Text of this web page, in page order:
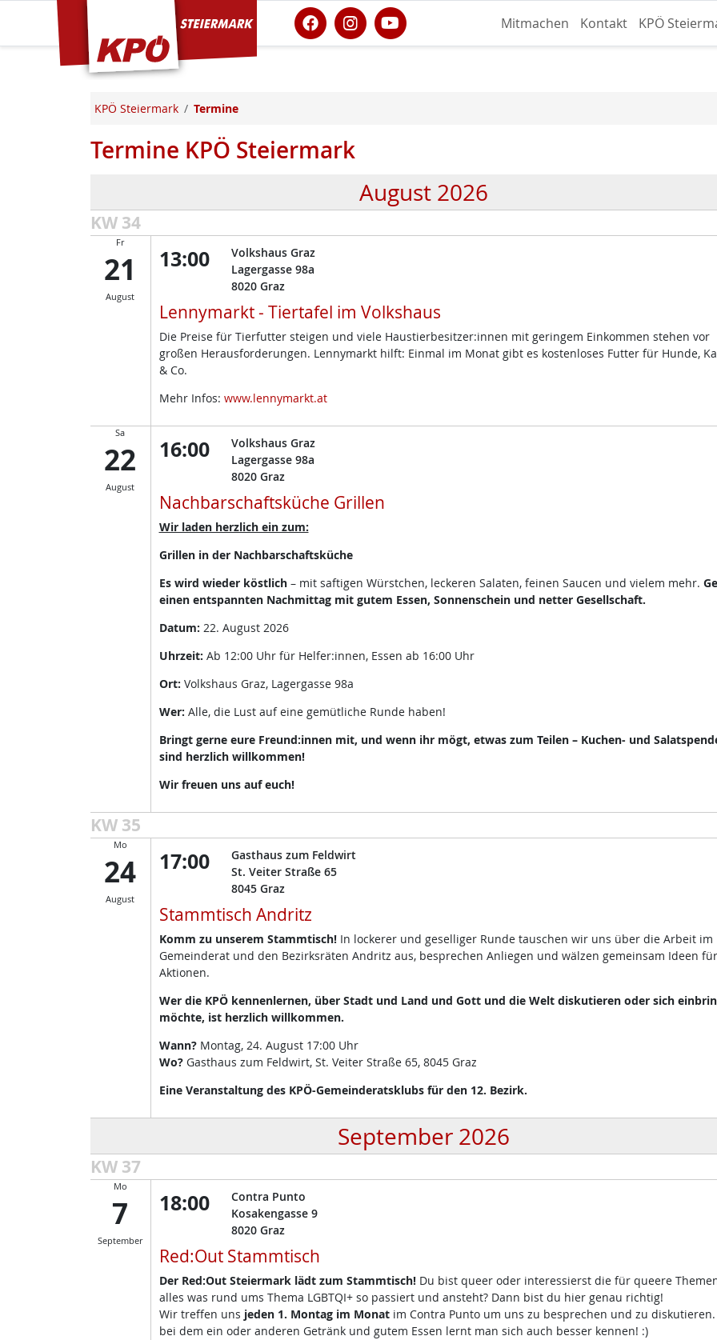
KPÖ Steiermark Mitmachen Kontakt KPÖ
KPÖ Steiermark Termine
Termine KPÖ Steiermark
August 2026
KW 34
Fr
21
August
13:00
Volkshaus Graz
Lagergasse 98a
8020 Graz
Lennymarkt - Tiertafel im Volkshaus
Die Preise für Tierfutter steigen und viele Haustierbesitzer:innen mit geringem Einkommen stehen vor
großen Herausforderungen. Lennymarkt hilft: Einmal im Monat gibt es kostenloses Futter für Hunde,
& Co.
Mehr Infos: www.lennymarkt.at
Sa
22
August
16:00
Volkshaus Graz
Lagergasse 98a
8020 Graz
Nachbarschaftsküche Grillen
Wir laden herzlich ein zum:
Grillen in der Nachbarschaftsküche
Es wird wieder köstlich – mit saftigen Würstchen, leckeren Salaten, feinen Saucen und vielem mehr.
einen entspannten Nachmittag mit gutem Essen, Sonnenschein und netter Gesellschaft.
Datum: 22. August 2026
Uhrzeit: Ab 12:00 Uhr für Helfer:innen, Essen ab 16:00 Uhr
Ort: Volkshaus Graz, Lagergasse 98a
Wer: Alle, die Lust auf eine gemütliche Runde haben!
Bringt gerne eure Freund:innen mit, und wenn ihr mögt, etwas zum Teilen – Kuchen- und
sind herzlich willkommen!
Wir freuen uns auf euch!
KW 35
Mo
24
August
17:00
Gasthaus zum Feldwirt
St. Veiter Straße 65
8045 Graz
Stammtisch Andritz
Komm zu unserem Stammtisch!In lockerer und geselliger Runde tauschen wir uns über die Arbeit im
Gemeinderat und den Bezirksräten Andritz aus, besprechen Anliegen und wälzen gemeinsam Ideen für
Aktionen.
Wer die KPÖ kennenlernen, über Stadt und Land und Gott und die Welt diskutieren oder sich
möchte, ist herzlich willkommen.
Wann?Montag, 24. August 17:00 Uhr
Wo?Gasthaus zum Feldwirt, St. Veiter Straße 65, 8045 Graz
Eine Veranstaltung des KPÖ-Gemeinderatsklubs für den 12. Bezirk.
September 2026
KW 37
Mo
7
September
18:00
Contra Punto
Kosakengasse 9
8020 Graz
Red:Out Stammtisch
Der Red:Out Steiermark lädt zum Stammtisch!Du bist queer oder interessierst die für queere
alles was rund ums Thema LGBTQI+ so passiert und ansteht? Dann bist du hier genau richtig!
Wir treffen uns jeden 1. Montag im Monat im Contra Punto um uns zu besprechen und zu
bei dem ein oder anderen Getränk und gutem Essen lernt man sich auch besser kennen! :)